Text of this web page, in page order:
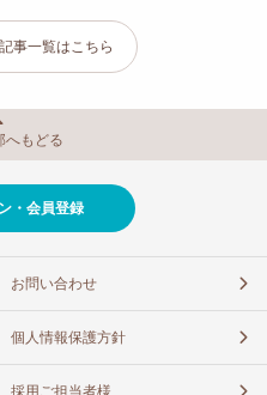
事一覧はこちら
へもどる
・会員登録
お問い合わせ
個人情報保護方針
採用ご担当者様